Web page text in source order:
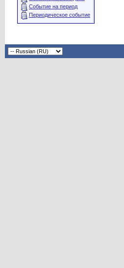
Событие на период
Периодическое событие